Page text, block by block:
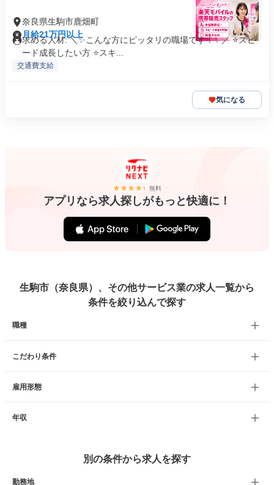
奈良県生駒市鹿畑町
月給21万円以上
求める人材: ＼✨こんな方にピッタリの職場です！✨／ ⭐スピ
ード成長したい方 ⭐スキ...
交通費支給
気になる
無料
アプリなら求人探しがもっと快適に！
生駒市（奈良県）、その他サービス業の求人一覧から
条件を絞り込んで探す
職種
こだわり条件
雇用形態
年収
別の条件から求人を探す
勤務地